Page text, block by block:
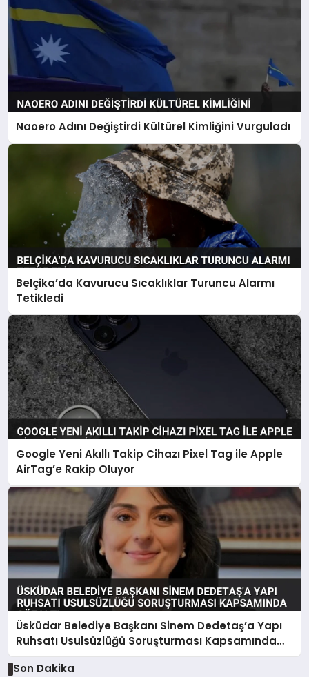
Naoero Adını Değiştirdi Kültürel Kimliğini Vurguladı
Belçika’da Kavurucu Sıcaklıklar Turuncu Alarmı
Tetikledi
Google Yeni Akıllı Takip Cihazı Pixel Tag ile Apple
AirTag’e Rakip Oluyor
Üsküdar Belediye Başkanı Sinem Dedetaş’a Yapı
Ruhsatı Usulsüzlüğü Soruşturması Kapsamında
Gözaltı
Son Dakika